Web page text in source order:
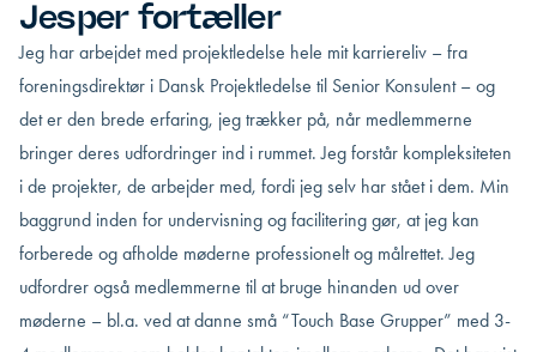
Jesper fortæller
Jeg har arbejdet med projektledelse hele mit karriereliv – fra
foreningsdirektør i Dansk Projektledelse til Senior Konsulent – og
det er den brede erfaring, jeg trækker på, når medlemmerne
bringer deres udfordringer ind i rummet. Jeg forstår kompleksiteten
i de projekter, de arbejder med, fordi jeg selv har stået i dem. Min
baggrund inden for undervisning og facilitering gør, at jeg kan
forberede og afholde møderne professionelt og målrettet. Jeg
udfordrer også medlemmerne til at bruge hinanden ud over
møderne – bl.a. ved at danne små “Touch Base Grupper” med 3-